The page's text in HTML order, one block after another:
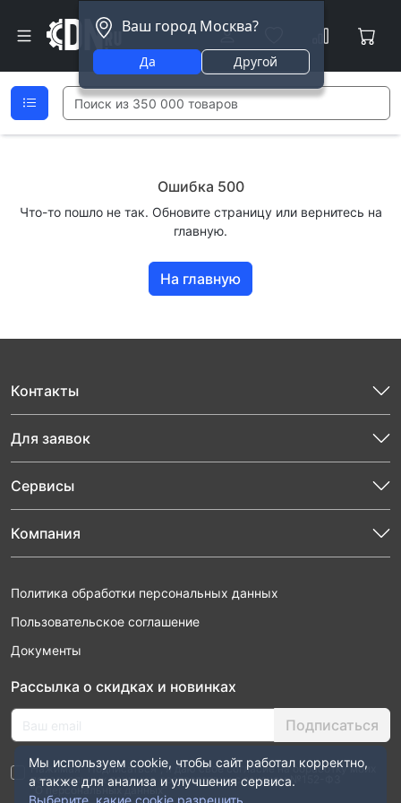
Ваш город Москва?
Да Другой
Ошибка 500
Что-то пошло не так. Обновите страницу или вернитесь на
главную.
На главную
Контакты
Для заявок
Сервисы
Компания
Политика обработки персональных данных
Пользовательское соглашение
Документы
Рассылка о скидках и новинках
Подписаться
Нажимая “Подписаться”, я даю свое согласие на обработку моих
персональных данных в соответствии с законом №152-ФЗ
“О персональных данных”
Мы используем cookie, чтобы сайт работал корректно,
а также для анализа и улучшения сервиса.
Выберите, какие cookie разрешить